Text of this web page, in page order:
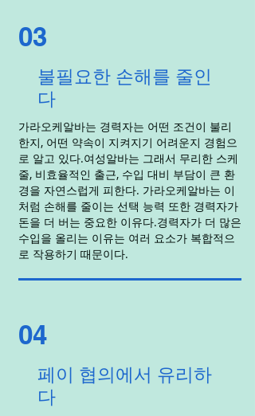
03
불필요한 손해를 줄인
다
가라오케알바는 경력자는 어떤 조건이 불리
한지, 어떤 약속이 지켜지기 어려운지 경험으
로 알고 있다.여성알바는 그래서 무리한 스케
줄, 비효율적인 출근, 수입 대비 부담이 큰 환
경을 자연스럽게 피한다. 가라오케알바는 이
처럼 손해를 줄이는 선택 능력 또한 경력자가
돈을 더 버는 중요한 이유다.경력자가 더 많은
수입을 올리는 이유는 여러 요소가 복합적으
로 작용하기 때문이다.
04
페이 협의에서 유리하
다